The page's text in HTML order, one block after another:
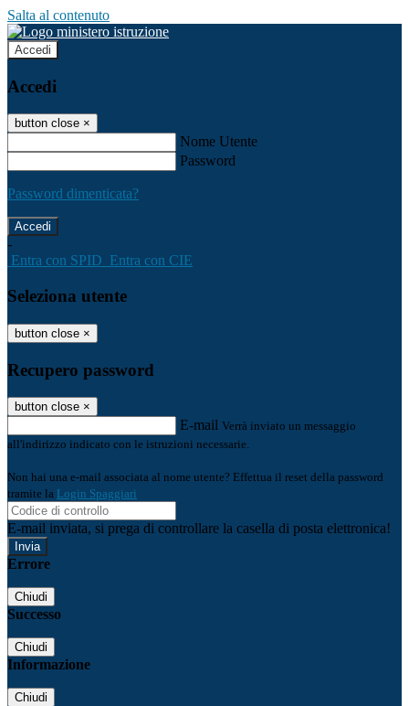
Salta al contenuto
Accedi
Accedi
button close ×
Nome Utente
Password
Password dimenticata?
-
Entra con SPID Entra con CIE
Seleziona utente
button close ×
Recupero password
button close ×
E-mail Verrà inviato un messaggio
all'indirizzo indicato con le istruzioni necessarie.
Non hai una e-mail associata al nome utente? Effettua il reset della password
tramite la Login Spaggiari
E-mail inviata, si prega di controllare la casella di posta elettronica!
Errore
Chiudi
Successo
Chiudi
Informazione
Chiudi